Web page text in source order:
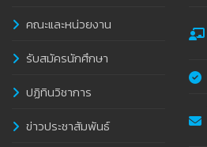
คณะและหน่วยงาน
รับสมัครนักศึกษา
ปฏิทินวิชาการ
ข่าวประชาสัมพันธ์